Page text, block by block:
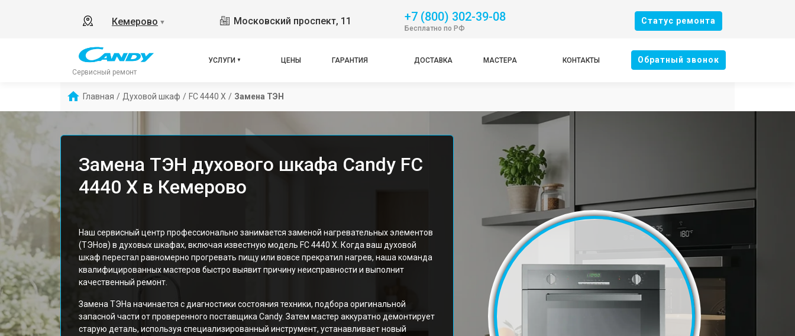
Кемерово ▼ Московский проспект, 11 +7 (800) 302-39-08
Бесплатно по РФ
Cтатус ремонта
Сервисный ремонт
УСЛУГИ ЦЕНЫ ГАРАНТИЯ ДОСТАВКА МАСТЕРА КОНТАКТЫ Oбратный звонок
Главная / Духовой шкаф / FC 4440 X / Замена ТЭН
Замена ТЭН духового шкафа Candy FC
4440 X в Кемерово
Наш сервисный центр профессионально занимается заменой нагревательных элементов
(ТЭНов) в духовых шкафах, включая известную модель FC 4440 X. Когда ваш духовой
шкаф перестал равномерно прогревать пищу или вовсе прекратил нагрев, наша команда
квалифицированных мастеров быстро выявит причину неисправности и выполнит
качественный ремонт.
Замена ТЭНа начинается с диагностики состояния техники, подбора оригинальной
запасной части от проверенного поставщика Candy. Затем мастер аккуратно демонтирует
старую деталь, используя специализированный инструмент, устанавливает новый